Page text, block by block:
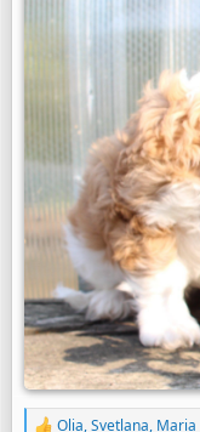
Olia,Svetlana, Maria